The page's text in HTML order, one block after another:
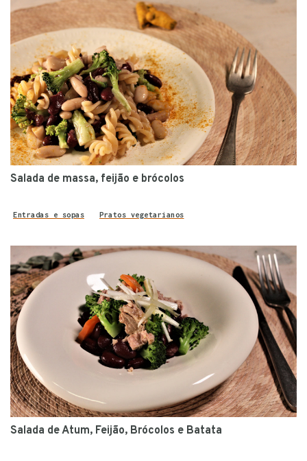
Salada de massa, feijão e brócolos
Entradas e sopas Pratos vegetarianos
Salada de Atum, Feijão, Brócolos e Batata